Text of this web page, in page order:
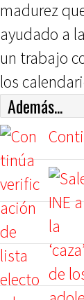
madurez
ayudado a
un trabajo
los
Además...